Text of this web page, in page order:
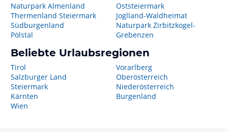
Naturpark Almenland
Thermenland Steiermark
Südburgenland
Pölstal
Oststeiermark
Joglland-Waldheimat
Naturpark Zirbitzkogel-
Grebenzen
Beliebte Urlaubsregionen
Tirol
Salzburger Land
Steiermark
Kärnten
Wien
Vorarlberg
Oberösterreich
Niederösterreich
Burgenland